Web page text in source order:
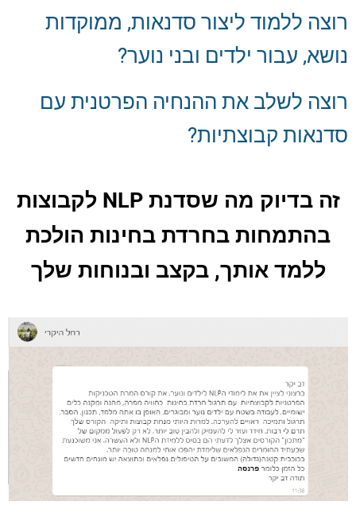
רוצה ללמוד ליצור סדנאות, ממוקדות
נושא, עבור ילדים ובני נוער?
רוצה לשלב את ההנחיה הפרטנית עם
סדנאות קבוצתיות?
זה בדיוק מה שסדנת NLP לקבוצות
בהתמחות בחרדת בחינות הולכת
ללמד אותך, בקצב ובנוחות שלך